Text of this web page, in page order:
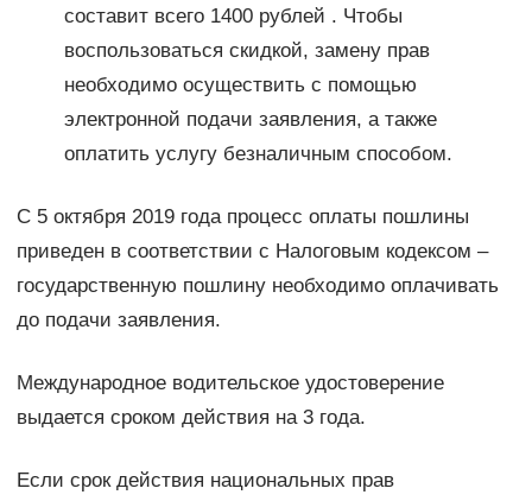
составит всего 1400 рублей . Чтобы
воспользоваться скидкой, замену прав
необходимо осуществить с помощью
электронной подачи заявления, а также
оплатить услугу безналичным способом.
C 5 октября 2019 года процесс оплаты пошлины
приведен в соответствии с Налоговым кодексом –
государственную пошлину необходимо оплачивать
до подачи заявления.
Международное водительское удостоверение
выдается сроком действия на 3 года.
Если срок действия национальных прав